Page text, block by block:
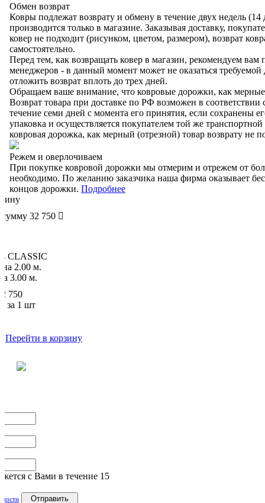
Обмен возврат
Ковры подлежат возврату и обмену в течение двух недель
производится только в магазине. Заказывая доставку,
ковер не подходит (рисунком, цветом, размером), возврат
самостоятельно.
Перед тем, как возвращать ковер в магазин, рекомендуем
менеджеров - в данный момент может не оказаться
отложить возврат вплоть до трех дней.
Обращаем ваше внимание, что ковровые дорожки, как мерные
Возврат товара при доставке по РФ возможен в
течение семи дней с момента его принятия, если сохранены
упаковка и осуществляется покупателем той же
ковровая дорожка, как мерный (отрезной) товар возврату не
Режем и оверлочиваем
При покупке ковровой дорожки мы отмерим и отрежем от
необходимо. По желанию заказчика наша фирма оказывает
концов дорожки. Подробнее
32 750
CLASSIC
2.00 м.
3.00 м.
750
за 1 шт
Перейти в корзину
с Вами в течение 15
Отправить